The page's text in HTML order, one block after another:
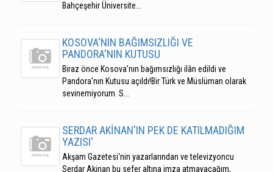
Bahçeşehir Üniversite...
KOSOVA'NIN BAĞIMSIZLIĞI VE
PANDORA'NIN KUTUSU
Biraz önce Kosova'nın bağımsızlığı ilân edildi ve
Pandora'nın Kutusu açıldı!Bir Türk ve Müslüman olarak
sevinemiyorum. S...
SERDAR AKİNAN'IN PEK DE KATILMADIĞIM
YAZISI'
Akşam Gazetesi'nin yazarlarından ve televizyoncu
Serdar Akinan bu sefer altına imza atmayacağım,